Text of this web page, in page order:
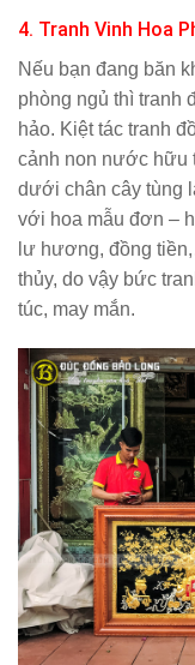
4. Tranh Vinh Hoa
Nếu bạn đang băn
phòng ngủ thì tranh
hảo. Kiệt tác tranh
cảnh non nước hữu
dưới chân cây tùng
với hoa mẫu đơn –
lư hương, đồng
thủy, do vậy bức
túc, may mắn.